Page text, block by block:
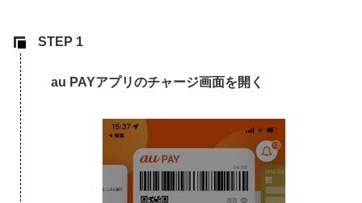
au PAYアプリのチャージ画面を開く